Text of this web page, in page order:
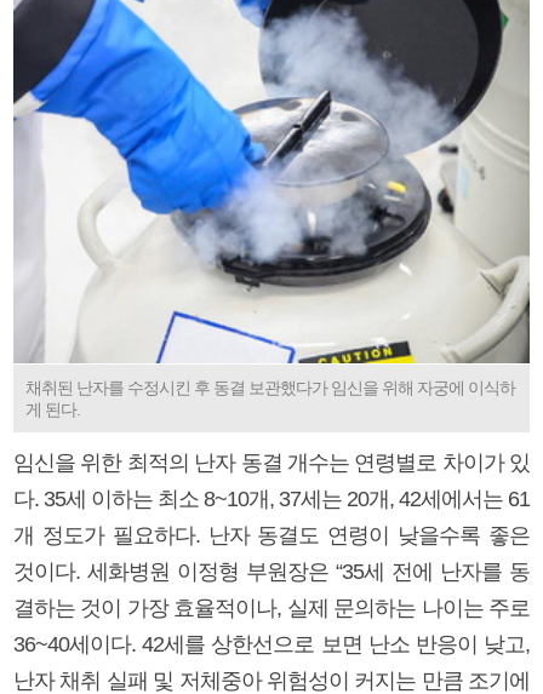
채취된 난자를 수정시킨 후 동결 보관했다가 임신을 위해 자궁에 이식하
게 된다.
임신을 위한 최적의 난자 동결 개수는 연령별로 차이가 있
다. 35세 이하는 최소 8~10개, 37세는 20개, 42세에서는 61
개 정도가 필요하다. 난자 동결도 연령이 낮을수록 좋은
것이다. 세화병원 이정형 부원장은 “35세 전에 난자를 동
결하는 것이 가장 효율적이나, 실제 문의하는 나이는 주로
36~40세이다. 42세를 상한선으로 보면 난소 반응이 낮고,
난자 채취 실패 및 저체중아 위험성이 커지는 만큼 조기에